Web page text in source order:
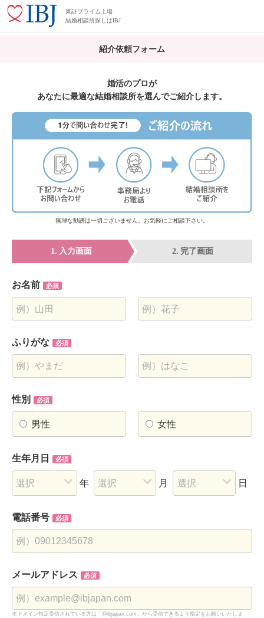
東証プライム上場
結婚相談所探しはIBJ
紹介依頼フォーム
婚活のプロが
あなたに最適な結婚相談所を選んでご紹介します。
無理な勧誘は一切ございません。お気軽にご相談下さい。
入力画面 完了画面
お名前 必須
ふりがな 必須
性別 必須
男性 女性
生年月日 必須
年 月 日
電話番号 必須
メールアドレス 必須
※ドメイン指定受信されている方は「@ibjapan.com」から受信できるよう指定をお願いいたしま